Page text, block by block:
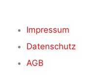
Impressum
Datenschutz
AGB